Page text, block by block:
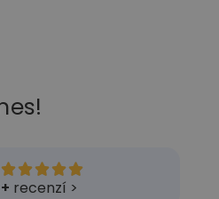

recenzí >